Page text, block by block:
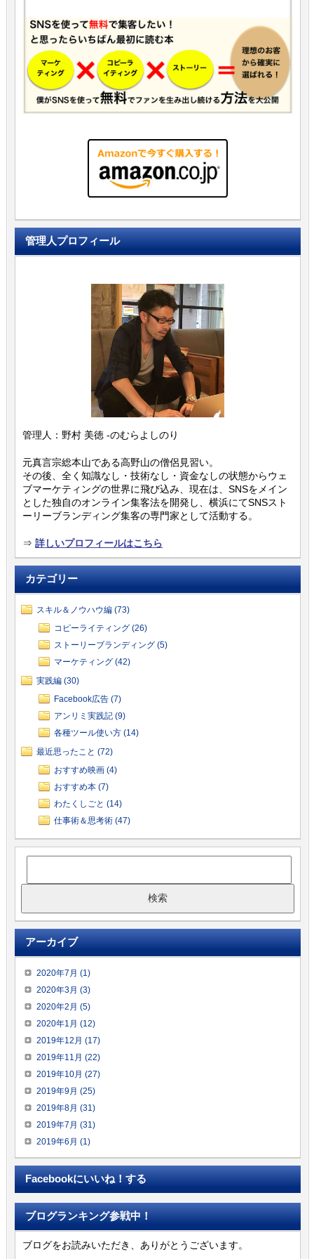
管理人プロフィール
管理人：野村 美徳 -のむらよしのり
元真言宗総本山である高野山の僧侶見習い。
その後、全く知識なし・技術なし・資金なしの状態からウェ
ブマーケティングの世界に飛び込み、現在は、SNSをメイン
とした独自のオンライン集客法を開発し、横浜にてSNSスト
ーリーブランディング集客の専門家として活動する。
⇒ 詳しいプロフィールはこちら
カテゴリー
スキル＆ノウハウ編 (73)
コピーライティング (26)
ストーリーブランディング (5)
マーケティング (42)
実践編 (30)
Facebook広告 (7)
アンリミ実践記 (9)
各種ツール使い方 (14)
最近思ったこと (72)
おすすめ映画 (4)
おすすめ本 (7)
わたくしごと (14)
仕事術＆思考術 (47)
アーカイブ
2020年7月 (1)
2020年3月 (3)
2020年2月 (5)
2020年1月 (12)
2019年12月 (17)
2019年11月 (22)
2019年10月 (27)
2019年9月 (25)
2019年8月 (31)
2019年7月 (31)
2019年6月 (1)
Facebookにいいね！する
ブログランキング参戦中！
ブログをお読みいただき、ありがとうございます。